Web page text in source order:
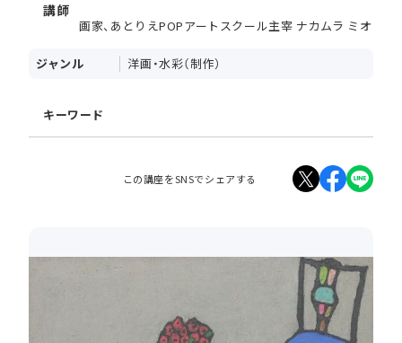
講師
画家、あとりえPOPアートスクール主宰 ナカムラ ミオ
ジャンル 洋画・水彩（制作）
キーワード
この講座をSNSでシェアする